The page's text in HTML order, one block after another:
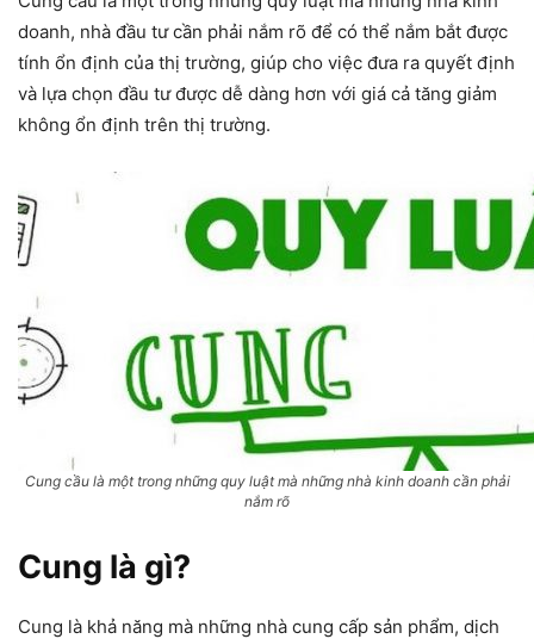
doanh, nhà đầu tư cần phải nắm rõ để có thể nắm bắt được
tính ổn định của thị trường, giúp cho việc đưa ra quyết định
và lựa chọn đầu tư được dễ dàng hơn với giá cả tăng giảm
không ổn định trên thị trường.
Cung cầu là một trong những quy luật mà những nhà kinh doanh cần phải
nắm rõ
Cung là gì?
Cung là khả năng mà những nhà cung cấp sản phẩm, dịch